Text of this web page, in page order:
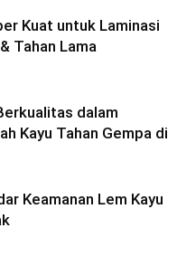
Kuat untuk Laminasi
Tahan Lama
dalam
Kayu Tahan Gempa di
Keamanan Lem Kayu